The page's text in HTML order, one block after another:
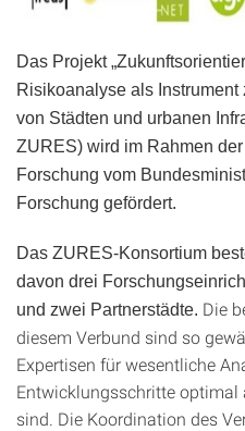
Das Projekt
Risikoanalyse als
von Städten und urbanen
ZURES) wird im Rahmen
Forschung vom
Forschung gefördert.
Das ZURES-Konsortium
davon drei
und zwei Partnerstädte. Die
diesem Verbund sind so
Expertisen für wesentliche
Entwicklungsschritte
sind. Die Koordination des